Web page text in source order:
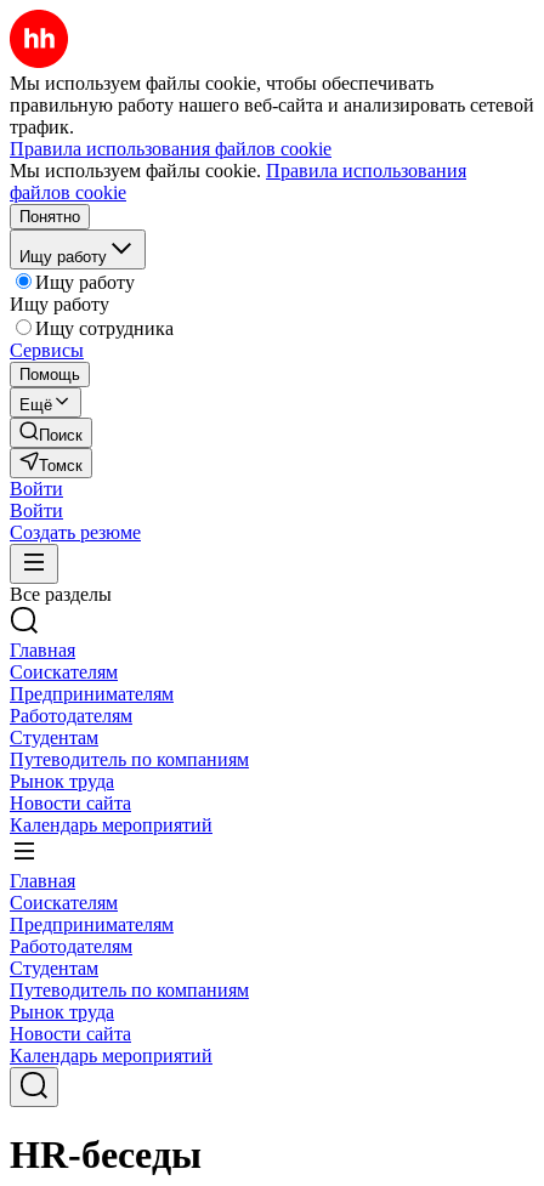
Мы используем файлы cookie, чтобы обеспечивать
правильную работу нашего веб-сайта и анализировать сетевой
трафик.
Правила использования файлов cookie
Мы используем файлы cookie. Правила использования
файлов cookie
Понятно
Ищу работу
Ищу работу
Ищу работу
Ищу сотрудника
Сервисы
Помощь
Ещё
Поиск
Томск
Войти
Войти
Создать резюме
Все разделы
Главная
Соискателям
Предпринимателям
Работодателям
Студентам
Путеводитель по компаниям
Рынок труда
Новости сайта
Календарь мероприятий
Главная
Соискателям
Предпринимателям
Работодателям
Студентам
Путеводитель по компаниям
Рынок труда
Новости сайта
Календарь мероприятий
HR-беседы